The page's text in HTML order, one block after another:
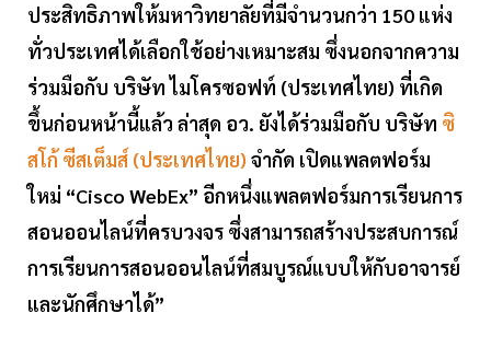
ประสิทธิภาพให้มหาวิทยาลัยที่มีจำนวนกว่า 150 แห่ง
ทั่วประเทศได้เลือกใช้อย่างเหมาะสม ซึ่งนอกจากความ
ร่วมมือกับ บริษัท ไมโครซอฟท์ (ประเทศไทย) ที่เกิด
ขึ้นก่อนหน้านี้แล้ว ล่าสุด อว. ยังได้ร่วมมือกับ บริษัท ซิ
สโก้ ซีสเต็มส์ (ประเทศไทย) จำกัด เปิดแพลตฟอร์ม
ใหม่ “Cisco WebEx” อีกหนึ่งแพลตฟอร์มการเรียนการ
สอนออนไลน์ที่ครบวงจร ซึ่งสามารถสร้างประสบการณ์
การเรียนการสอนออนไลน์ที่สมบูรณ์แบบให้กับอาจารย์
และนักศึกษาได้”